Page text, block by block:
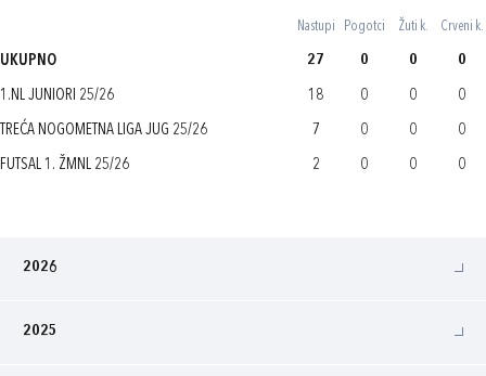
Nastupi Pogotci Žuti k. Crveni k.
UKUPNO 27 0 0 0
1.NL JUNIORI 25/26 18 0 0 0
TREĆA NOGOMETNA LIGA JUG 25/26 7 0 0 0
FUTSAL 1. ŽMNL 25/26 2 0 0 0
2026
2025